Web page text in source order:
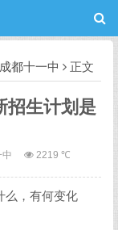
成都十一中 正文
招生计划是
中 2219 ℃
么，有何变化